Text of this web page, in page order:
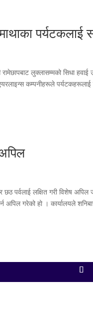
पर्यटकलाई
रामेछापबाट लुक्लासम्मको सिधा
कम्पनीहरूले पर्यटकहरूलाई
पर्वलाई लक्षित गरी विशेष अपिल
अपिल गरेको हो ।‌ कार्यालयले